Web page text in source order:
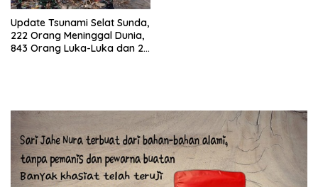
Update Tsunami Selat Sunda,
222 Orang Meninggal Dunia,
843 Orang Luka-Luka dan 28